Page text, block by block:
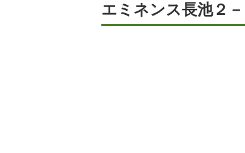
エミネンス長池２